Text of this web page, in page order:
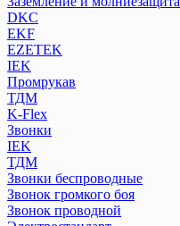
DKC
EKF
EZETEK
IEK
Промрукав
ТДМ
K-Flex
Звонки
IEK
ТДМ
Звонки беспроводные
Звонок громкого боя
Звонок проводной